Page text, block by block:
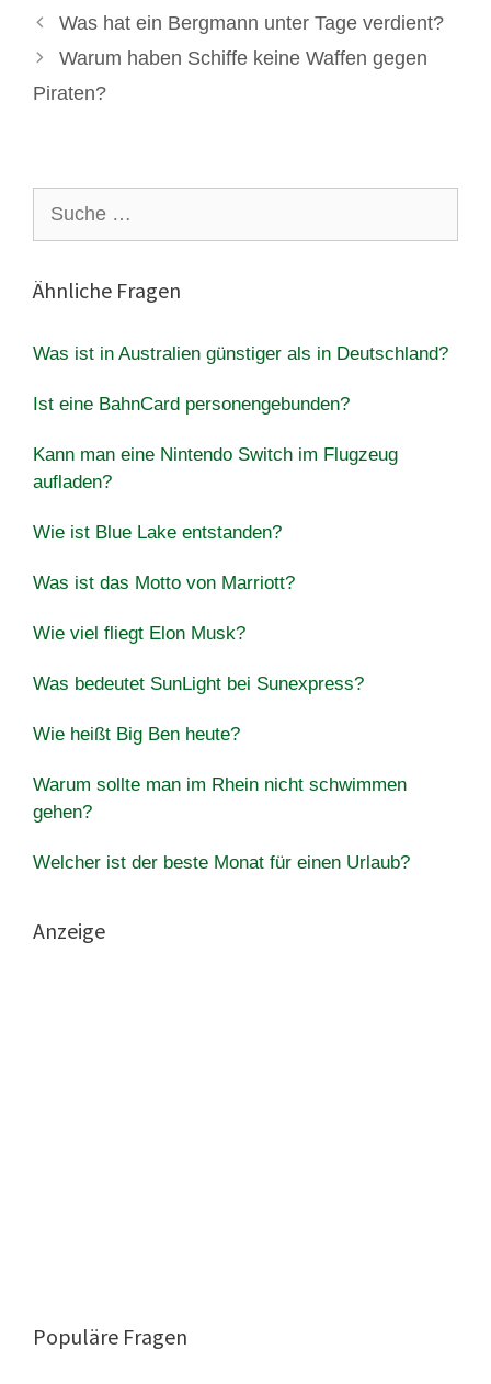
Was hat ein Bergmann unter Tage verdient?
Warum haben Schiffe keine Waffen gegen
Piraten?
nach:
Ähnliche Fragen
Was ist in Australien günstiger als in Deutschland?
Ist eine BahnCard personengebunden?
Kann man eine Nintendo Switch im Flugzeug
aufladen?
Wie ist Blue Lake entstanden?
Was ist das Motto von Marriott?
Wie viel fliegt Elon Musk?
Was bedeutet SunLight bei Sunexpress?
Wie heißt Big Ben heute?
Warum sollte man im Rhein nicht schwimmen
gehen?
Welcher ist der beste Monat für einen Urlaub?
Anzeige
Populäre Fragen